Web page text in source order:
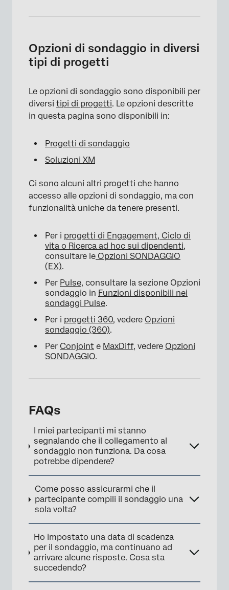
Opzioni di sondaggio in diversi
tipi di progetti
Le opzioni di sondaggio sono disponibili per
diversi tipi di progetti. Le opzioni descritte
in questa pagina sono disponibili in:
Progetti di sondaggio
Soluzioni XM
Ci sono alcuni altri progetti che hanno
accesso alle opzioni di sondaggio, ma con
funzionalità uniche da tenere presenti.
Per i progetti di Engagement, Ciclo di
vita o Ricerca ad hoc sui dipendenti,
consultare le Opzioni SONDAGGIO
(EX).
Per Pulse, consultare la sezione Opzioni
sondaggio in Funzioni disponibili nei
sondaggi Pulse.
Per i progetti 360, vedere Opzioni
sondaggio (360).
Per Conjoint e MaxDiff, vedere Opzioni
SONDAGGIO.
FAQs
I miei partecipanti mi stanno
segnalando che il collegamento al
sondaggio non funziona. Da cosa
potrebbe dipendere?
Come posso assicurarmi che il
partecipante compili il sondaggio una
sola volta?
Ho impostato una data di scadenza
per il sondaggio, ma continuano ad
arrivare alcune risposte. Cosa sta
succedendo?